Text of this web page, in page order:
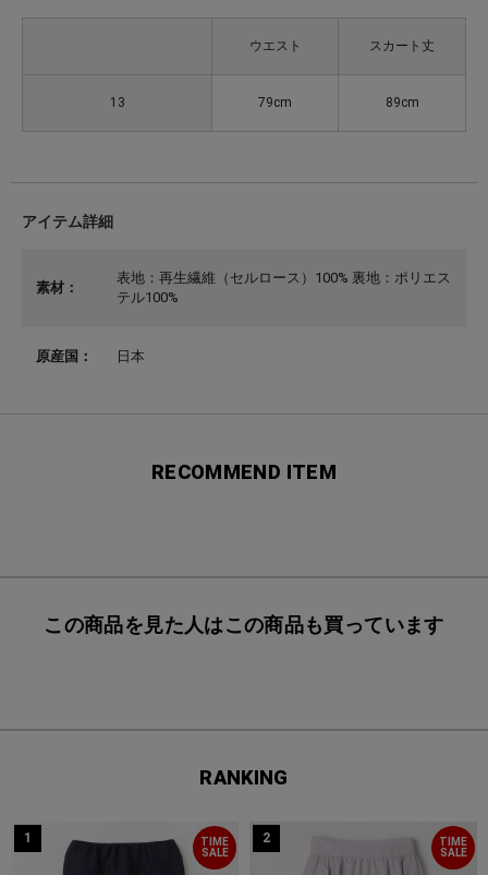
ウエスト スカート丈
13 79cm 89cm
アイテム詳細
素材：
表地：再生繊維（セルロース）100% 裏地：ポリエス
テル100%
原産国： 日本
RECOMMEND ITEM
この商品を見た人はこの商品も買っています
RANKING
TIME
SALE
1
TIME
SALE
2